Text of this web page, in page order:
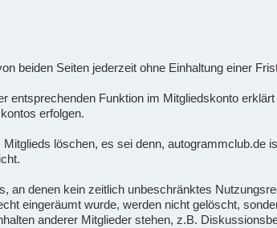
beiden Seiten jederzeit ohne Einhaltung einer
entsprechenden Funktion im Mitgliedskonto
erfolgen.
löschen, es sei denn, autogrammclub.de
an denen kein zeitlich unbeschränktes
eingeräumt wurde, werden nicht gelöscht,
anderer Mitglieder stehen, z.B.